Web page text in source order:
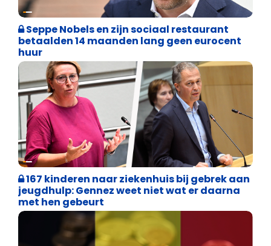
Binnenland politiek
Seppe Nobels en zijn sociaal restaurant
betaalden 14 maanden lang geen eurocent
huur
Binnenland politiek
167 kinderen naar ziekenhuis bij gebrek aan
jeugdhulp: Gennez weet niet wat er daarna
met hen gebeurt